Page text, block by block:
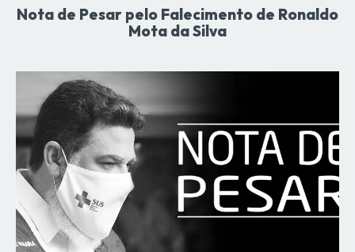
Nota de Pesar pelo Falecimento de Ronaldo
Mota da Silva